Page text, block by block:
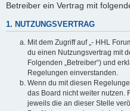
Betreiber ein Vertrag mit
1. NUTZUNGSVERTRAG
Mit dem Zugriff auf „- HHL
du einen Nutzungsvertrag mit
Folgenden „Betreiber“) und
Regelungen einverstanden.
Wenn du mit diesen
das Board nicht weiter nutzen.
jeweils die an dieser Stelle